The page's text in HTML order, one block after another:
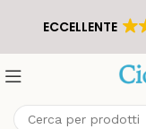
ECCELLENTE